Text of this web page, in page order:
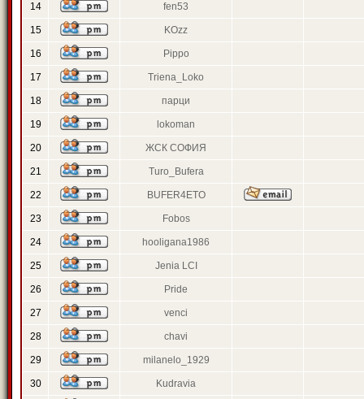
14 fen53
15 KOzz
16 Pippo
17 Triena_Loko
18 парци
19 lokoman
20 ЖСК СОФИЯ
21 Turo_Bufera
22 BUFER4ETO
23 Fobos
24 hooligana1986
25 Jenia LCI
26 Pride
27 venci
28 chavi
29 milanelo_1929
30 Kudravia